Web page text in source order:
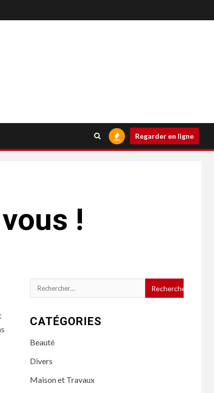
Regarder en ligne
!
Rechercher :
CATÉGORIES
Beauté
Divers
Maison et Travaux